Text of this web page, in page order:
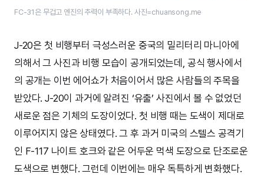
FC-31은 무겁고 엔진의 추력이 부족하다. 사진=chuansong.me
J-20은 첫 비행부터 극성스러운 중국의 밀리터리 마니아에
의해서 그 사진과 비행 모습이 공개되었는데, 공식 행사에서
의 공개는 이번 에어쇼가 처음이어서 많은 사람들의 주목을
받았다. J-20이 과거에 알려진 ‘유출’ 사진에서 볼 수 없었던
새로운 점은 기체의 도장이었다. 첫 비행 때는 도색이 제대로
이루어지지 않은 상태였다. 그 후 과거 미국의 스텔스 공격기
인 F-117 나이트 호크와 같은 어두운 먹색 도장으로 단조로운
도색으로 변했다. 그런데 이번에는 매우 독특하게 변화했다.